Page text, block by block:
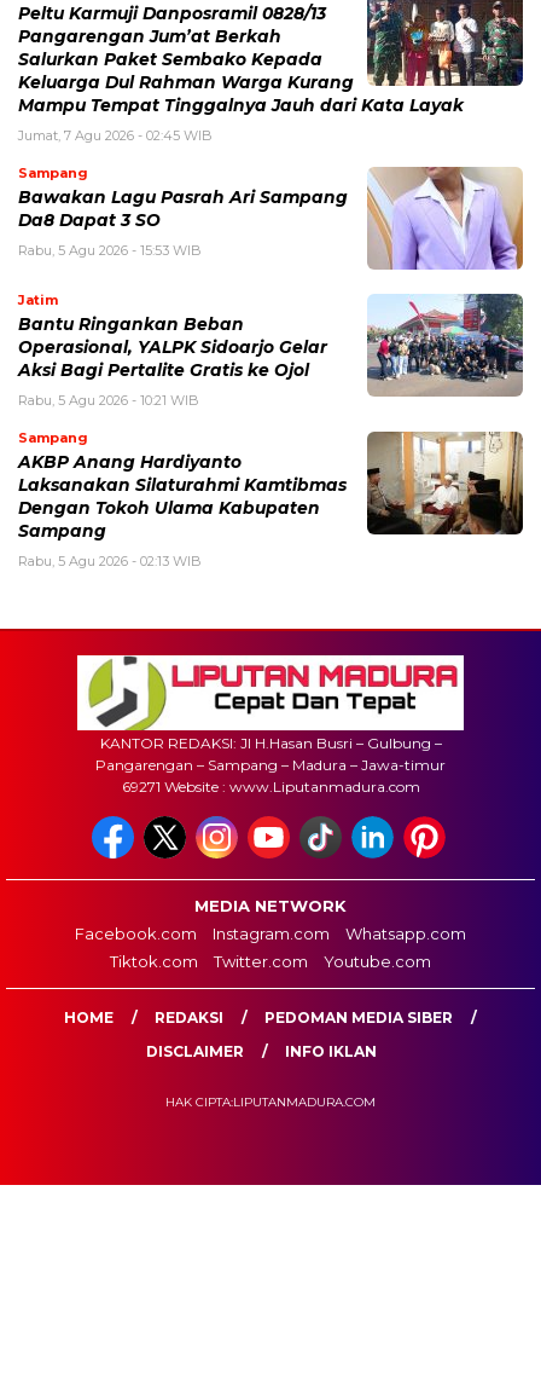
Peltu Karmuji Danposramil 0828/13
Pangarengan Jum’at Berkah
Salurkan Paket Sembako Kepada
Keluarga Dul Rahman Warga Kurang
Mampu Tempat Tinggalnya Jauh dari Kata Layak
Jumat, 7 Agu 2026 - 02:45 WIB
Sampang
Bawakan Lagu Pasrah Ari Sampang
Da8 Dapat 3 SO
Rabu, 5 Agu 2026 - 15:53 WIB
Jatim
Bantu Ringankan Beban
Operasional, YALPK Sidoarjo Gelar
Aksi Bagi Pertalite Gratis ke Ojol
Rabu, 5 Agu 2026 - 10:21 WIB
Sampang
AKBP Anang Hardiyanto
Laksanakan Silaturahmi Kamtibmas
Dengan Tokoh Ulama Kabupaten
Sampang
Rabu, 5 Agu 2026 - 02:13 WIB
KANTOR REDAKSI: Jl H.Hasan Busri – Gulbung –
Pangarengan – Sampang – Madura – Jawa-timur
69271 Website : www.Liputanmadura.com
MEDIA NETWORK
Facebook.com
Instagram.com
Whatsapp.com
Tiktok.com
Twitter.com Youtube.com
HOME REDAKSI
PEDOMAN MEDIA SIBER
DISCLAIMER
INFO IKLAN
HAK CIPTA:LIPUTANMADURA.COM